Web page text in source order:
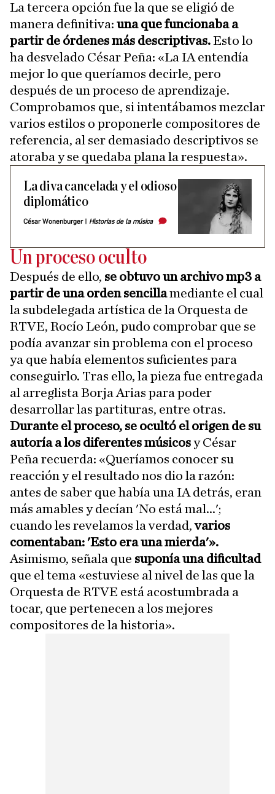
La tercera opción fue la que se eligió de
manera definitiva: una que funcionaba a
partir de órdenes más descriptivas.Esto lo
ha desvelado César Peña: «La IA entendía
mejor lo que queríamos decirle, pero
después de un proceso de aprendizaje.
Comprobamos que, si intentábamos mezclar
varios estilos o proponerle compositores de
referencia, al ser demasiado descriptivos se
atoraba y se quedaba plana la respuesta».
La diva cancelada y el odioso
diplomático
César Wonenburger| Historias de la música
Un proceso oculto
Después de ello, se obtuvo un archivo mp3 a
partir de una orden sencillamediante el cual
la subdelegada artística de la Orquesta de
RTVE, Rocío León, pudo comprobar que se
podía avanzar sin problema con el proceso
ya que había elementos suficientes para
conseguirlo. Tras ello, la pieza fue entregada
al arreglista Borja Arias para poder
desarrollar las partituras, entre otras.
Durante el proceso, se ocultó el origen de su
autoría a los diferentes músicosy César
Peña recuerda: «Queríamos conocer su
reacción y el resultado nos dio la razón:
antes de saber que había una IA detrás, eran
más amables y decían 'No está mal...';
cuando les revelamos la verdad,varios
comentaban: 'Esto era una mierda'».
Asimismo, señala que suponía una dificultad
que el tema «estuviese al nivel de las que la
Orquesta de RTVE está acostumbrada a
tocar, que pertenecen a los mejores
compositores de la historia».